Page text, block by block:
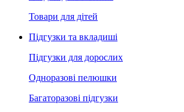
Товари для дітей
Підгузки та вкладиші
Підгузки для дорослих
Одноразові пелюшки
Багаторазові підгузки